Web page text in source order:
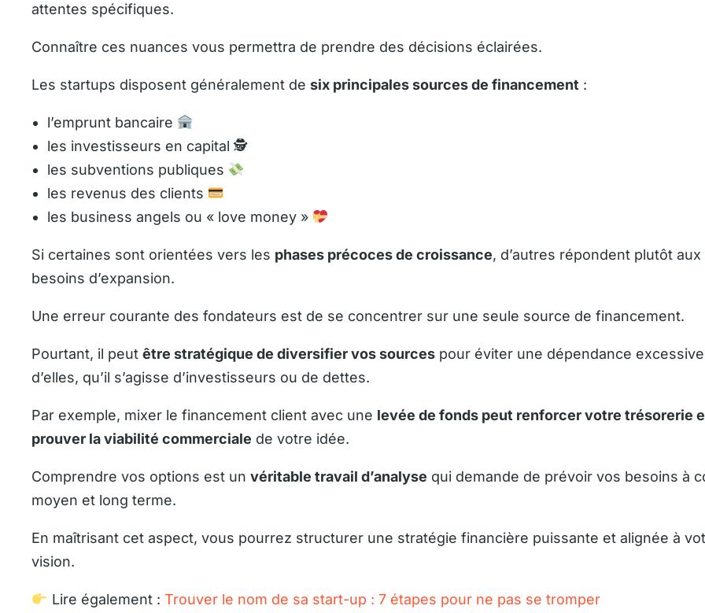
attentes spécifiques.
Connaître ces nuances vous permettra de prendre des décisions éclairées.
Les startups disposent généralement de six principales sources de financement :
l’emprunt bancaire
les investisseurs en capital 🕵️
les subventions publiques
les revenus des clients
les business angels ou « love money »
Si certaines sont orientées vers les phases précoces de croissance, d’autres répondent plutôt aux
besoins d’expansion.
Une erreur courante des fondateurs est de se concentrer sur une seule source de financement.
Pourtant, il peut être stratégique de diversifier vos sources pour éviter une dépendance excessive
d’elles, qu’il s’agisse d’investisseurs ou de dettes.
Par exemple, mixer le financement client avec une levée de fonds peut renforcer votre trésorerie
prouver la viabilité commerciale de votre idée.
Comprendre vos options est un véritable travail d’analyse qui demande de prévoir vos besoins à
moyen et long terme.
En maîtrisant cet aspect, vous pourrez structurer une stratégie financière puissante et alignée à
vision.
Lire également : Trouver le nom de sa start-up : 7 étapes pour ne pas se tromper